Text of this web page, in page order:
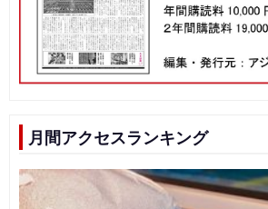
月間アクセスランキング